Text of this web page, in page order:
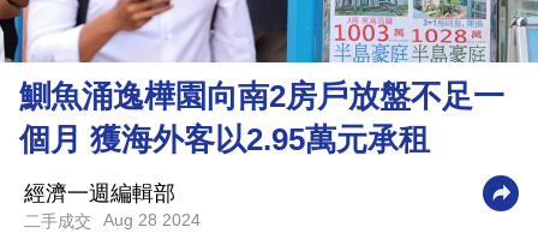
市
理
財
商
業
科
鰂魚涌逸樺園向南2房戶放盤不足一
個月 獲海外客以2.95萬元承租
經濟一週編輯部
二手成交 Aug 28 2024